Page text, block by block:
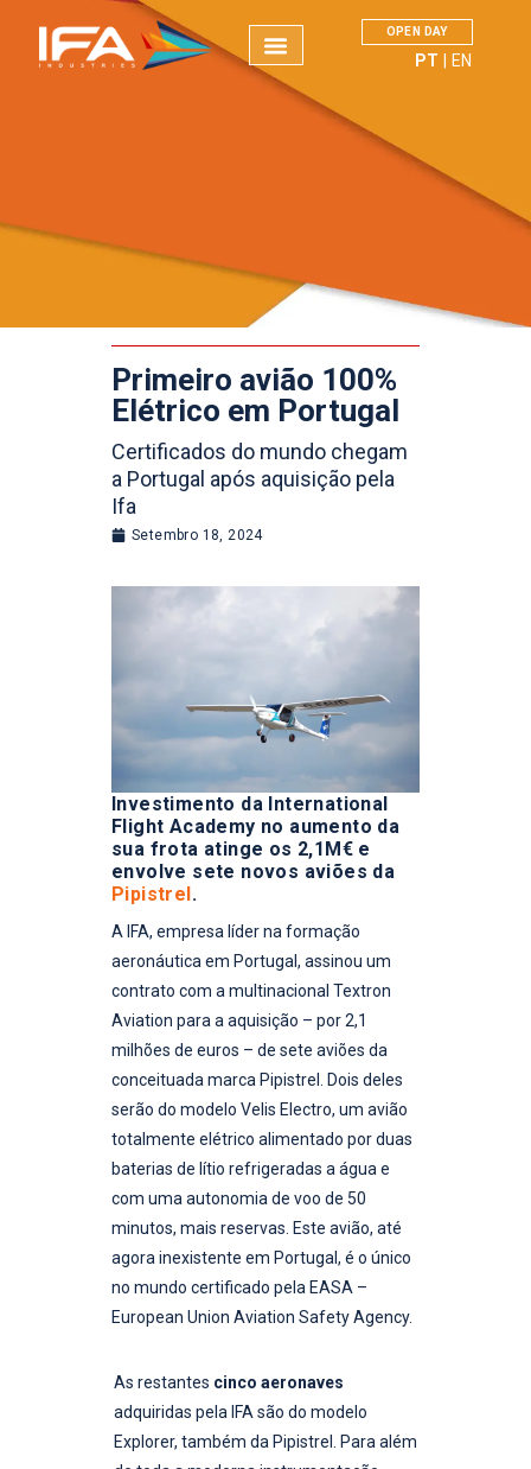
OPEN DAY
PT EN
IFA INDUSTRIES
Manutenção de Aeronaves
A profissão TMA
Academia de Aviação
Aeronaves Pipistrel
Contactos
NOTÍCIAS
Primeiro avião 100%
Elétrico em Portugal
Certificados do mundo chegam
a Portugal após aquisição pela
Ifa
Setembro 18, 2024
Investimento da International
Flight Academy no aumento da
sua frota atinge os 2,1M€ e
envolve sete novos aviões da
Pipistrel.
A IFA, empresa líder na formação
aeronáutica em Portugal, assinou um
contrato com a multinacional Textron
Aviation para a aquisição – por 2,1
milhões de euros – de sete aviões da
conceituada marca Pipistrel. Dois deles
serão do modelo Velis Electro, um avião
totalmente elétrico alimentado por duas
baterias de lítio refrigeradas a água e
com uma autonomia de voo de 50
minutos, mais reservas. Este avião, até
agora inexistente em Portugal, é o único
no mundo certificado pela EASA –
European Union Aviation Safety Agency.
As restantes cinco aeronaves
adquiridas pela IFA são do modelo
Explorer, também da Pipistrel. Para além